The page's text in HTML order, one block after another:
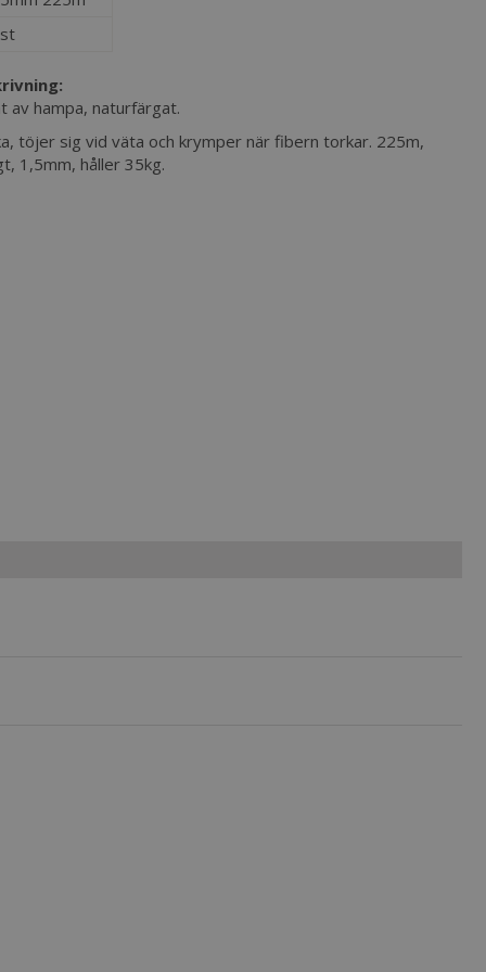
av hampa, naturfärgat.
töjer sig vid väta och krymper när fibern torkar. 225m,
1,5mm, håller 35kg.